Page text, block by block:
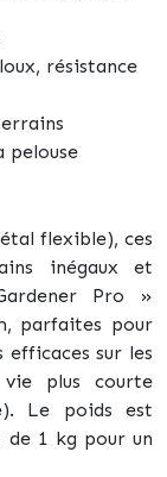
résistance
pelouse
flexible), ces
inégaux et
Pro »
parfaites pour
sur les
plus courte
Le poids est
de 1 kg pour un